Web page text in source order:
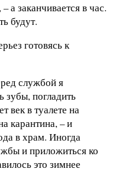
а заканчивается в час.
будут.
готовясь к
службой я
зубы, погладить
век в туалете на
карантина, – и
в храм. Иногда
и приложиться ко
это зимнее